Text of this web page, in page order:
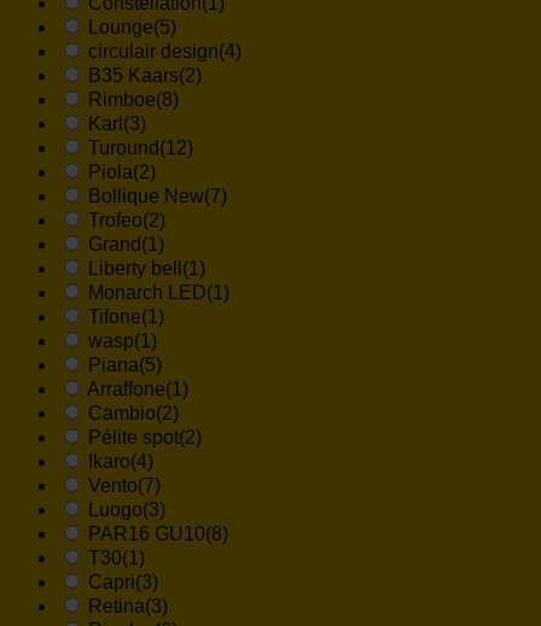
Lounge(5)
circulair design(4)
B35 Kaars(2)
Rimboe(8)
Karl (3)
Turound(12)
Piola(2)
Bollique New(7)
Trofeo(2)
Grand(1)
Liberty bell (1)
Monarch LED(1)
Tifone(1)
wasp(1)
Piana(5)
Arraffone(1)
Cambio(2)
Pélite spot(2)
Ikaro(4)
Vento(7)
Luogo(3)
PAR16 GU10(8)
T30(1)
Capri(3)
Retina(3)